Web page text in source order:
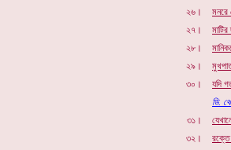
২৬।
২৭।
২৮।
২৯।
৩০।
৩১।
৩২।
মনরে
যদি
ডি.
রক্তে